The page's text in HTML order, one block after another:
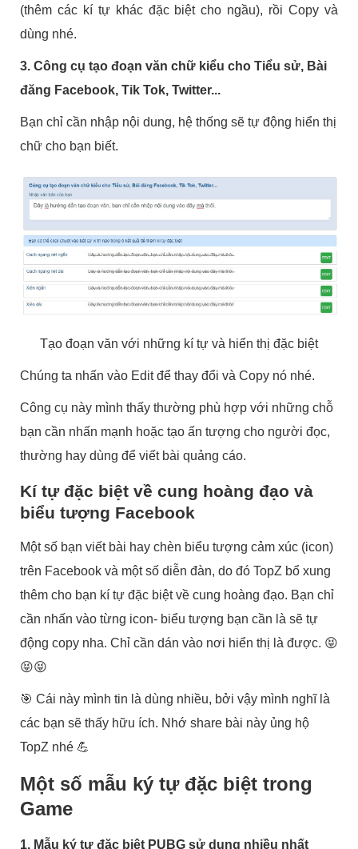
(thêm các kí tự khác đặc biệt cho ngầu), rồi Copy và
dùng nhé.
3. Công cụ tạo đoạn văn chữ kiểu cho Tiểu sử, Bài
đăng Facebook, Tik Tok, Twitter...
Bạn chỉ cần nhập nội dung, hệ thống sẽ tự động hiển thị
chữ cho bạn biết.
Tạo đoạn văn với những kí tự và hiển thị đặc biệt
Chúng ta nhấn vào Edit để thay đổi và Copy nó nhé.
Công cụ này mình thấy thường phù hợp với những chỗ
bạn cần nhấn mạnh hoặc tạo ấn tượng cho người đọc,
thường hay dùng để viết bài quảng cáo.
Kí tự đặc biệt về cung hoàng đạo và
biểu tượng Facebook
Một số bạn viết bài hay chèn biểu tượng cảm xúc (icon)
trên Facebook và một số diễn đàn, do đó TopZ bổ xung
thêm cho bạn kí tự đặc biệt về cung hoàng đạo. Bạn chỉ
cần nhấn vào từng icon- biểu tượng bạn cần là sẽ tự
động copy nha. Chỉ cần dán vào nơi hiển thị là được. 😝
😝😝
🎯 Cái này mình tin là dùng nhiều, bởi vậy mình nghĩ là
các bạn sẽ thấy hữu ích. Nhớ share bài này ủng hộ
TopZ nhé 💪
Một số mẫu ký tự đặc biệt trong
Game
1. Mẫu ký tự đặc biệt PUBG sử dụng nhiều nhất